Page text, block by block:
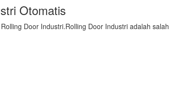
Otomatis
Door Industri.Rolling Door Industri adalah salah